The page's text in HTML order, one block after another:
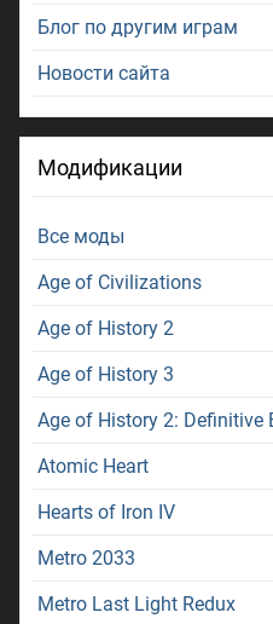
Блог по другим играм
Новости сайта
Модификации
Все моды
Age of Civilizations
Age of History 2
Age of History 3
Age of History 2: Definitive
Atomic Heart
Hearts of Iron IV
Metro 2033
Metro Last Light Redux